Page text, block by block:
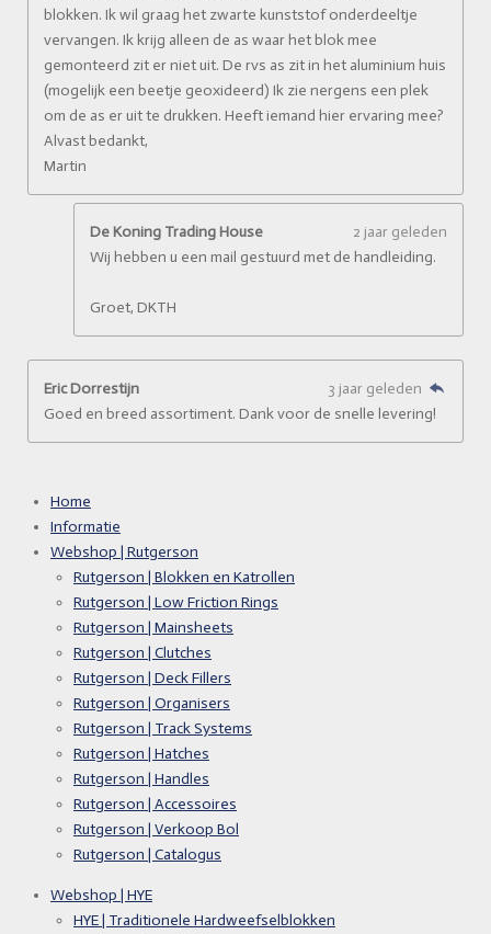
blokken. Ik wil graag het zwarte kunststof onderdeeltje
vervangen. Ik krijg alleen de as waar het blok mee
gemonteerd zit er niet uit. De rvs as zit in het aluminium huis
(mogelijk een beetje geoxideerd) Ik zie nergens een plek
om de as er uit te drukken. Heeft iemand hier ervaring mee?
Alvast bedankt,
Martin
De Koning Trading House
2 jaar geleden
Wij hebben u een mail gestuurd met de handleiding.
Groet, DKTH
Eric Dorrestijn
3 jaar geleden
Goed en breed assortiment. Dank voor de snelle levering!
Home
Informatie
Webshop | Rutgerson
Rutgerson | Blokken en Katrollen
Rutgerson | Low Friction Rings
Rutgerson | Mainsheets
Rutgerson | Clutches
Rutgerson | Deck Fillers
Rutgerson | Organisers
Rutgerson | Track Systems
Rutgerson | Hatches
Rutgerson | Handles
Rutgerson | Accessoires
Rutgerson | Verkoop Bol
Rutgerson | Catalogus
Webshop | HYE
HYE | Traditionele Hardweefselblokken